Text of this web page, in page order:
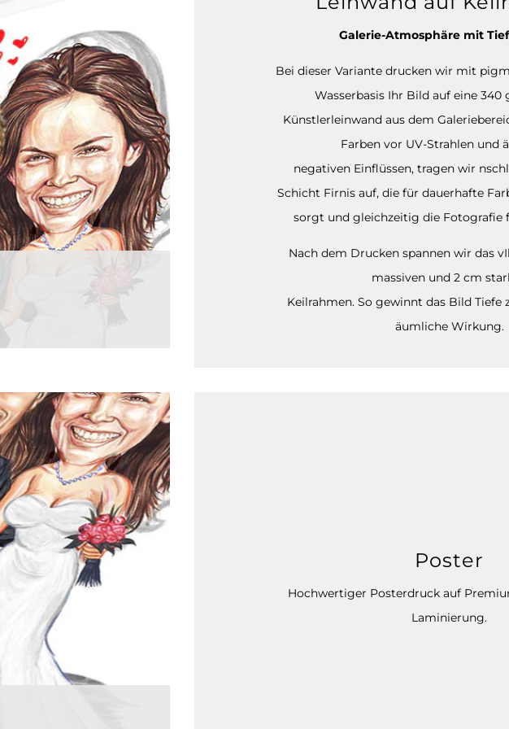
Galerie-Atmosphäre mit
Bei dieser Variante drucken wir mit
Wasserbasis Ihr Bild auf eine 340
Künstlerleinwand aus dem
Farben vor UV-Strahlen und
negativen Einflüssen, tragen wir
Schicht Firnis auf, die für dauerhafte
sorgt und gleichzeitig die Fotografie
Nach dem Drucken spannen wir das
massiven und 2 cm
Keilrahmen. So gewinnt das Bild Tiefe
äumliche Wirkung.
Poster
Hochwertiger Posterdruck auf
Laminierung.